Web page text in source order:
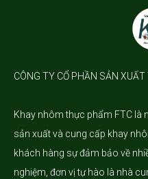
CÔNG TY CỔ PHẦN SẢN
Khay nhômthực phẩm FTC là
sản xuất và cung cấp khay
khách hàng sự đảm bảo về
nghiệm, đơn vị tự hào là nhà